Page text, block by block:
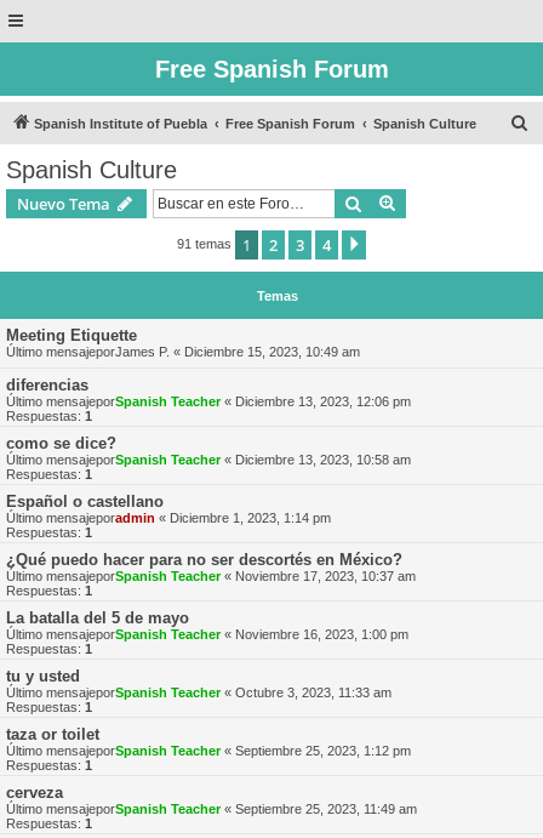
Free Spanish Forum
Spanish Institute of Puebla Free Spanish Forum Spanish Culture
Spanish Culture
Nuevo Tema Buscar
91 temas 1 2 3 4
Temas
Meeting Etiquette
Último mensajeporJames P. « Diciembre 15, 2023, 10:49 am
diferencias
Último mensajeporSpanish Teacher« Diciembre 13, 2023, 12:06 pm
Respuestas: 1
como se dice?
Último mensajeporSpanish Teacher« Diciembre 13, 2023, 10:58 am
Respuestas: 1
Español o castellano
Último mensajeporadmin « Diciembre 1, 2023, 1:14 pm
Respuestas: 1
¿Qué puedo hacer para no ser descortés en México?
Último mensajeporSpanish Teacher« Noviembre 17, 2023, 10:37 am
Respuestas: 1
La batalla del 5 de mayo
Último mensajeporSpanish Teacher« Noviembre 16, 2023, 1:00 pm
Respuestas: 1
tu y usted
Último mensajeporSpanish Teacher« Octubre 3, 2023, 11:33 am
Respuestas: 1
taza or toilet
Último mensajeporSpanish Teacher« Septiembre 25, 2023, 1:12 pm
Respuestas: 1
cerveza
Último mensajeporSpanish Teacher« Septiembre 25, 2023, 11:49 am
Respuestas: 1